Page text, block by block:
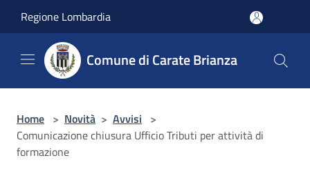
Regione Lombardia
Comune di Carate Brianza
Home > Novità > Avvisi >
Comunicazione chiusura Ufficio Tributi per attività di
formazione